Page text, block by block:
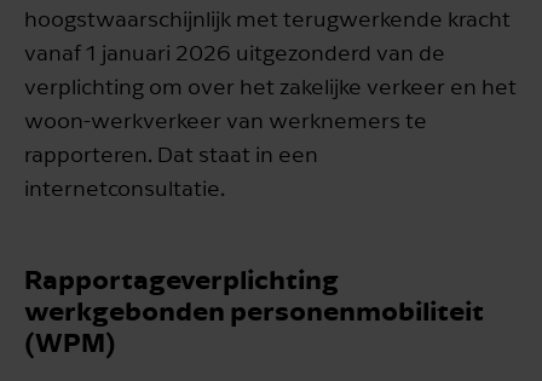
hoogstwaarschijnlijk met terugwerkende kracht
vanaf 1 januari 2026 uitgezonderd van de
verplichting om over het zakelijke verkeer en het
woon-werkverkeer van werknemers te
rapporteren. Dat staat in een
internetconsultatie.
Rapportageverplichting
werkgebonden personenmobiliteit
(WPM)